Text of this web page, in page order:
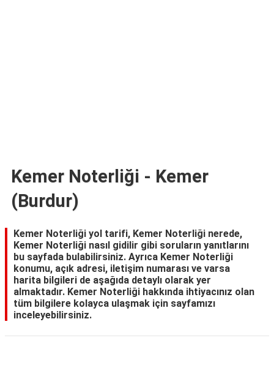
Kemer Noterliği - Kemer
(Burdur)
Kemer Noterliği yol tarifi, Kemer Noterliği nerede,
Kemer Noterliği nasıl gidilir gibi soruların yanıtlarını
bu sayfada bulabilirsiniz. Ayrıca Kemer Noterliği
konumu, açık adresi, iletişim numarası ve varsa
harita bilgileri de aşağıda detaylı olarak yer
almaktadır. Kemer Noterliği hakkında ihtiyacınız olan
tüm bilgilere kolayca ulaşmak için sayfamızı
inceleyebilirsiniz.